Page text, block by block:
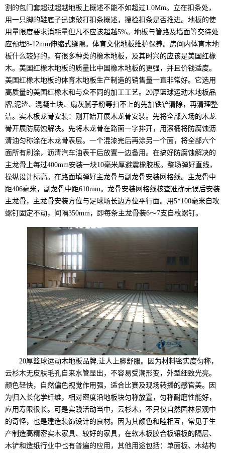
割的包门套超过超越地板上概述不能不如超过1.0Mm。立在扣条处，
用一只脚的鞋底子迅速敲打扣条概述，搜检扣条是否推进。地板的使
用量限度要求消耗量但凡不应该超越5%。地板与管路及墙面等交待处
应预埋8-12mm伸缩式缝隙。体育文化地板维护保养。房间内体育木地
板什么较好的，有很多种类的橡木地板，及其时兴的应该是美国红橡
木。美国红橡木地板的质量比中国橡木地板的更强，并且价钱适度。
美国红橡木地板的体育木地板生产制造的销售量一直非常好。它选用
高质量的美国红橡木和与众不同的加工工艺。20厚篮球运动木地板品
牌,泥渣、混凝土块、扇灰腻子粉等扫不上的先加铁铲清除，再清理整
洁。实木板龙骨安装：刚开始开展木龙骨安装。先将全部入场的木龙
骨开展防腐蚀解决。先将木龙骨在路面一字排开，用滚桶将防腐蚀沥
清油匀称涂在木龙骨表层。一个混漆完后再涂另一个面，将全部六个
面所有刷涂，沥清汽车油表干后放置一边备用。在搞好防腐蚀解决的
主龙骨上每过400mm安装一块10毫米厚避震橡胶板。整场弹好直线，
操纵设计标高。在路面填弹好主龙骨与副龙骨安装网格线。主龙骨中
距406毫米，副龙骨中距610mm。龙骨安装网格线核查准确无误后安装
主龙骨，主龙骨安装方位与足球场长边方位平行面。用5*100毫米自攻
螺钉固定不动，间隔350mm，即每条主龙骨装6～7支自枚螺钉。
20厚篮球运动木地板品牌,让人上脚舒服。因为材料密实度匀称，
云杉木无皮肤毛孔自来水管显出，不容易受潮形变，外型细致光亮。
颜色轻快，自然偏色视觉作用强，适合比赛及现场转播的感官美。因
为归入长化学纤维，相对密度沿地板块匀称放置，匀称耐磨性能好，
应用寿限很长。可是实践活动当中，云杉木，不只仅自然园林景观中
的奇怪，也是建造装饰设计的良材。因为其颜色和睦相互，常见于生
产制造高精密实木家具、较好的家具，在软木板胶合板镶板的隔层、
木铲和造纸行业中也有普遍的应用，其他用途包括：单面板、木结构